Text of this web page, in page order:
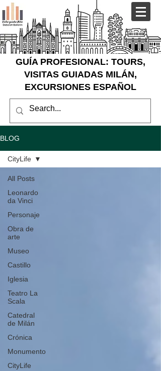
GUÍA PROFESIONAL: TOURS,
VISITAS GUIADAS MILÁN,
EXCURSIONES ESPAÑOL
BLOG
All Posts
Leonardo
da Vinci
Personaje
Obra de
arte
Museo
Castillo
Iglesia
Teatro La
Scala
Catedral
de Milán
Crónica
Monumento
CityLife
CityLife